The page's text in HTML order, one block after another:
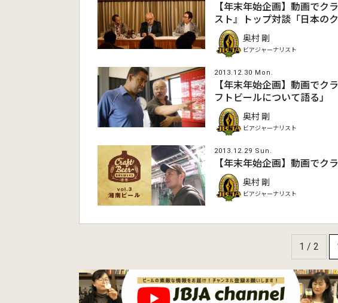
【年末年始企画】動画で
スト』トップ対談「日本の
奥村 剛
ビアジャーナリスト
2013.12.30 Mon.
【年末年始企画】動画でク
フトビールについて語る」
奥村 剛
ビアジャーナリスト
2013.12.29 Sun.
【年末年始企画】動画でク
奥村 剛
ビアジャーナリスト
1 / 2